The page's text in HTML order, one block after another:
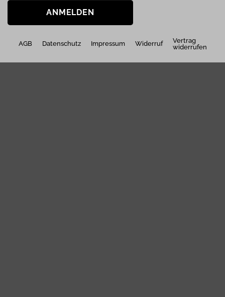
ANMELDEN
AGB Datenschutz Impressum Widerruf
Vertrag
widerrufen